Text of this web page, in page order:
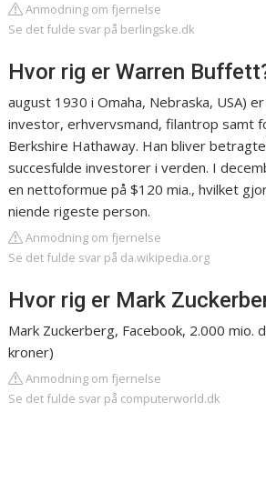
Anmodning om fjernelse
Se det fulde svar på berlingske.dk
Hvor rig er Warren
august 1930 i Omaha, Nebraska, USA)
investor, erhvervsmand, filantrop samt
Berkshire Hathaway. Han bliver
succesfulde investorer i verden. I
en nettoformue på $120 mia., hvilket
niende rigeste person.
Anmodning om fjernelse
Se det fulde svar på da.wikipedia.org
Hvor rig er Mark
Mark Zuckerberg, Facebook, 2.000 mio.
kroner)
Anmodning om fjernelse
Se det fulde svar på computerworld.dk